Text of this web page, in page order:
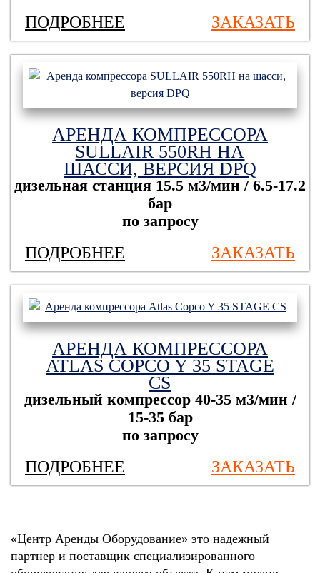
ПОДРОБНЕЕ ЗАКАЗАТЬ
АРЕНДА КОМПРЕССОРА
SULLAIR 550RH НА
ШАССИ, ВЕРСИЯ DPQ
дизельная станция 15.5 м3/мин / 6.5-17.2
бар
по запросу
ПОДРОБНЕЕ ЗАКАЗАТЬ
АРЕНДА КОМПРЕССОРА
ATLAS COPCO Y 35 STAGE
CS
дизельный компрессор 40-35 м3/мин /
15-35 бар
по запросу
ПОДРОБНЕЕ ЗАКАЗАТЬ
«Центр Аренды Оборудование» это надежный
партнер и поставщик специализированного